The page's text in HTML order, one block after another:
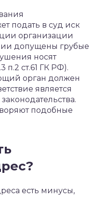
подать в суд иск
организации
допущены грубые
носят
п.2 ст.61 ГК РФ).
орган должен
является
подобные
есть минусы,